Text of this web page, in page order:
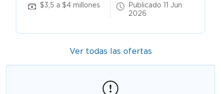
$3,5 a $4 millones
Publicado 11 Jun
2026
Ver todas las ofertas